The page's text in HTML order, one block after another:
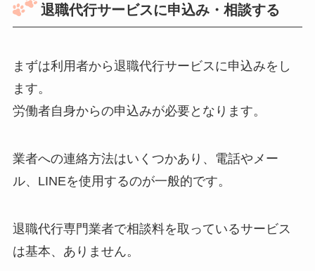
退職代行サービスに申込み・相談する
まずは利用者から退職代行サービスに申込みをし
ます。
労働者自身からの申込みが必要となります。
業者への連絡方法はいくつかあり、電話やメー
ル、LINEを使用するのが一般的です。
退職代行専門業者で相談料を取っているサービス
は基本、ありません。